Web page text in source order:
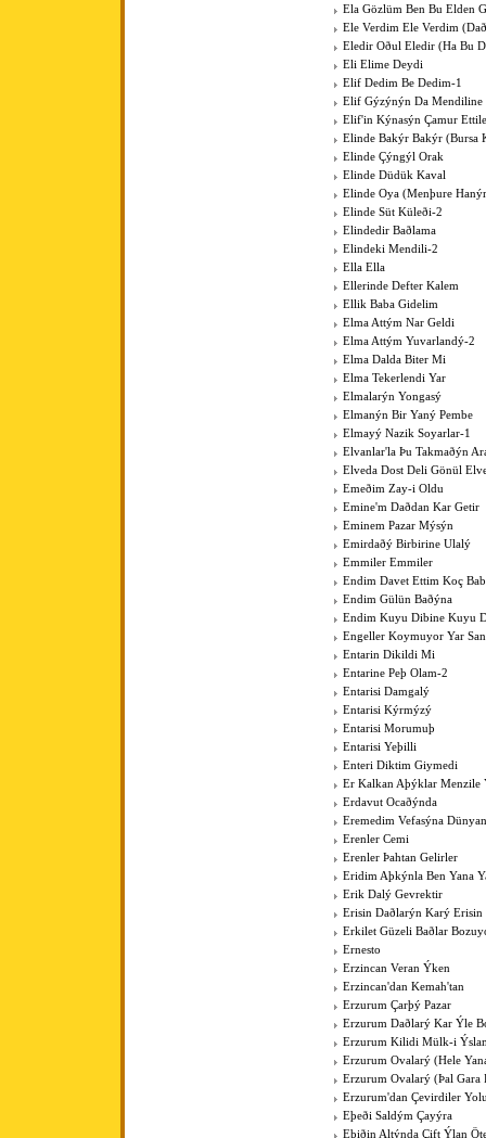
Ela Gözlüm Ben Bu Elden
Ele Verdim Ele Verdim
Eledir Oðul Eledir (Ha Bu
Eli Elime Deydi
Elif Dedim Be Dedim-1
Elif Gýzýnýn Da Mendiline
Elif'in Kýnasýn Çamur
Elinde Bakýr Bakýr (Bursa
Elinde Çýngýl Orak
Elinde Düdük Kaval
Elinde Oya (Menþure
Elinde Süt Küleði-2
Elindedir Baðlama
Elindeki Mendili-2
Ella Ella
Ellerinde Defter Kalem
Ellik Baba Gidelim
Elma Attým Nar Geldi
Elma Attým Yuvarlandý-2
Elma Dalda Biter Mi
Elma Tekerlendi Yar
Elmalarýn Yongasý
Elmanýn Bir Yaný Pembe
Elmayý Nazik Soyarlar-1
Elvanlar'la Þu Takmaðýn
Elveda Dost Deli Gönül
Emeðim Zay-i Oldu
Emine'm Daðdan Kar Getir
Eminem Pazar Mýsýn
Emirdaðý Birbirine Ulalý
Emmiler Emmiler
Endim Davet Ettim Koç
Endim Gülün Baðýna
Endim Kuyu Dibine Kuyu
Engeller Koymuyor Yar
Entarin Dikildi Mi
Entarine Peþ Olam-2
Entarisi Damgalý
Entarisi Kýrmýzý
Entarisi Morumuþ
Entarisi Yeþilli
Enteri Diktim Giymedi
Er Kalkan Aþýklar Menzile
Erdavut Ocaðýnda
Eremedim Vefasýna
Erenler Cemi
Erenler Þahtan Gelirler
Eridim Aþkýnla Ben Yana
Erik Dalý Gevrektir
Erisin Daðlarýn Karý Erisin
Erkilet Güzeli Baðlar
Ernesto
Erzincan Veran Ýken
Erzincan'dan Kemah'tan
Erzurum Çarþý Pazar
Erzurum Daðlarý Kar Ýle
Erzurum Kilidi Mülk-i
Erzurum Ovalarý (Hele
Erzurum Ovalarý (Þal Gara
Erzurum'dan Çevirdiler
Eþeði Saldým Çayýra
Eþiðin Altýnda Çift Ýlan